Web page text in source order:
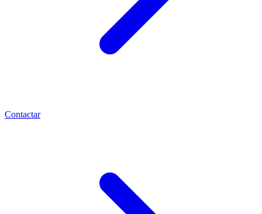
Contactar